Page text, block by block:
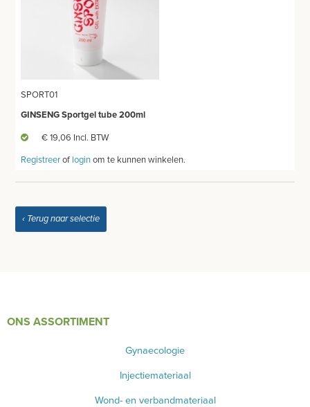
SPORT01
GINSENG Sportgel tube 200ml
€ 19,06 Incl. BTW
Registreerof loginom te kunnen winkelen.
‹ Terug naar selectie
ONS ASSORTIMENT
Gynaecologie
Injectiemateriaal
Wond- en verbandmateriaal